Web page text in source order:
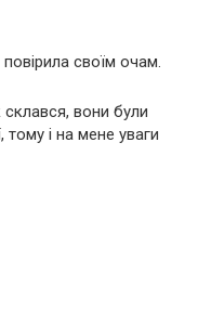
своїм очам.
склався, вони були
тому і на мене уваги